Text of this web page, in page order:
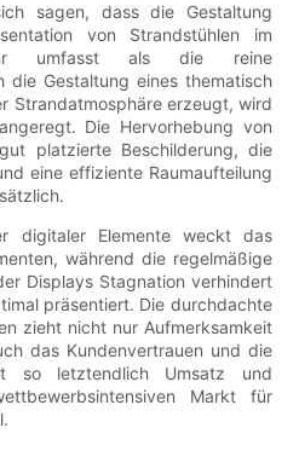
sagen, dass die Gestaltung
von Strandstühlen im
umfasst als die reine
die Gestaltung eines thematisch
Strandatmosphäre erzeugt, wird
Die Hervorhebung von
platzierte Beschilderung, die
eine effiziente Raumaufteilung
digitaler Elemente weckt das
während die regelmäßige
Displays Stagnation verhindert
präsentiert. Die durchdachte
zieht nicht nur Aufmerksamkeit
das Kundenvertrauen und die
so letztendlich Umsatz und
Markt für